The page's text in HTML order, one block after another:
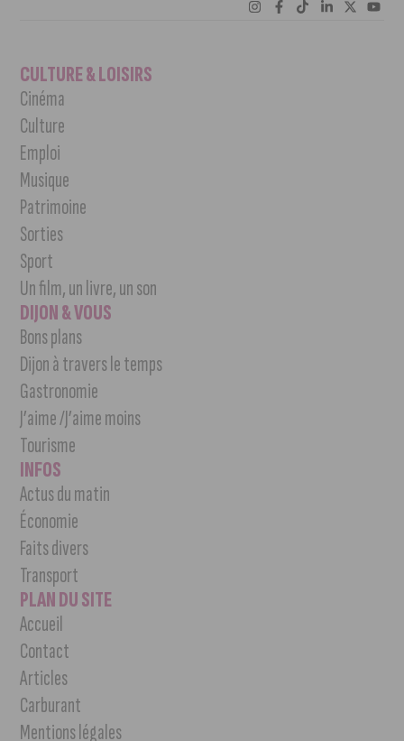
CULTURE & LOISIRS
Cinéma
Culture
Emploi
Musique
Patrimoine
Sorties
Sport
Un film, un livre, un son
DIJON & VOUS
Bons plans
Dijon à travers le temps
Gastronomie
J’aime /J’aime moins
Tourisme
INFOS
Actus du matin
Économie
Faits divers
Transport
PLAN DU SITE
Accueil
Contact
Articles
Carburant
Mentions légales